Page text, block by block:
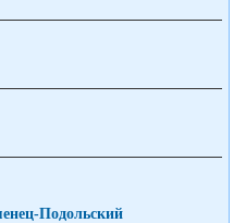
Подольский